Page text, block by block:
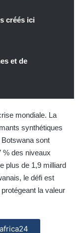
créés ici
et de
mondiale. La
synthétiques
sont
% des niveaux
plus de 1,9 milliard
le défi est
la valeur